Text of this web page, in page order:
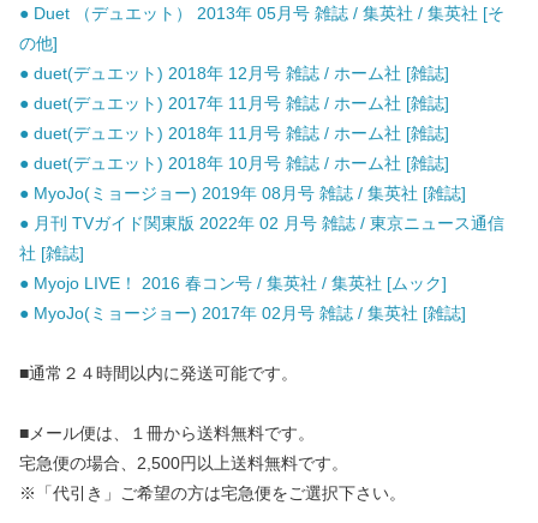
● Duet （デュエット） 2013年 05月号 雑誌 / 集英社 / 集英社 [そ
の他]
● duet(デュエット) 2018年 12月号 雑誌 / ホーム社 [雑誌]
● duet(デュエット) 2017年 11月号 雑誌 / ホーム社 [雑誌]
● duet(デュエット) 2018年 11月号 雑誌 / ホーム社 [雑誌]
● duet(デュエット) 2018年 10月号 雑誌 / ホーム社 [雑誌]
● MyoJo(ミョージョー) 2019年 08月号 雑誌 / 集英社 [雑誌]
● 月刊 TVガイド関東版 2022年 02 月号 雑誌 / 東京ニュース通信
社 [雑誌]
● Myojo LIVE！ 2016 春コン号 / 集英社 / 集英社 [ムック]
● MyoJo(ミョージョー) 2017年 02月号 雑誌 / 集英社 [雑誌]
■通常２４時間以内に発送可能です。
■メール便は、１冊から送料無料です。
宅急便の場合、2,500円以上送料無料です。
※「代引き」ご希望の方は宅急便をご選択下さい。